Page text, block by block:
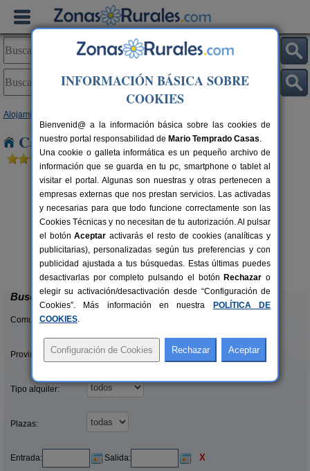
Alojamientos
Casas Rurales cerca de Villaluenga
8-14+4 pers.
desde30 €
Casa Rural Dos Hermanas
Navahermosa (Toledo)
Buscar
Comunidades:
Provincias/Islas:
Tipo alquiler:
Plazas:
Entrada: Salida: X
INFORMACIÓN BÁSICA SOBRE
COOKIES
Bienvenid@ a la información básica sobre las cookies de
nuestro portal responsabilidad de Mario Temprado Casas.
Una cookie o galleta informática es un pequeño archivo de
información que se guarda en tu pc, smartphone o tablet al
visitar el portal. Algunas son nuestras y otras pertenecen a
empresas externas que nos prestan servicios. Las activadas
y necesarias para que todo funcione correctamente son las
Cookies Técnicas y no necesitan de tu autorización. Al pulsar
el botónAceptar activarás el resto de cookies (analíticas y
publicitarias), personalizadas según tus preferencias y con
publicidad ajustada a tus búsquedas. Estas últimas puedes
desactivarlas por completo pulsando el botón Rechazar o
elegir su activación/desactivación desde “Configuración de
Cookies”. Más información en nuestra
POLÍTICA DE
COOKIES.